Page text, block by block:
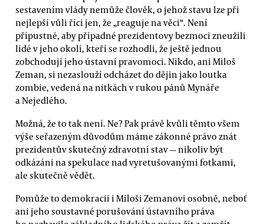
sestavením vlády nemůže člověk, o jehož stavu lze při
nejlepší vůli říci jen, že „reaguje na věci“. Není
přípustné, aby případné prezidentovy bezmoci zneužili
lidé v jeho okolí, kteří se rozhodli, že ještě jednou
zobchodují jeho ústavní pravomoci. Nikdo, ani Miloš
Zeman, si nezaslouží odcházet do dějin jako loutka
zombie, vedená na nitkách v rukou pánů Mynáře
a Nejedlého.
Možná, že to tak není. Ne? Pak právě kvůli těmto všem
výše seřazeným důvodům máme zákonné právo znát
prezidentův skutečný zdravotní stav — nikoliv být
odkázáni na spekulace nad vyretušovanými fotkami,
ale skutečně vědět.
Pomůže to demokracii i Miloši Zemanovi osobně, neboť
ani jeho soustavné porušování ústavního práva